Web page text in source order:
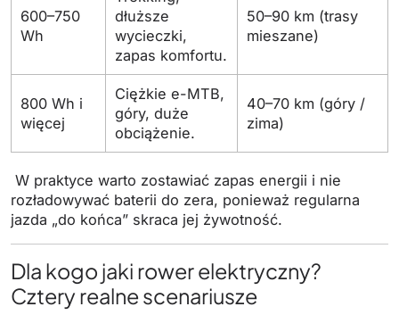
600–750
Wh
dłuższe
wycieczki,
zapas komfortu.
50–90 km (trasy
mieszane)
800 Wh i
więcej
Ciężkie e-MTB,
góry, duże
obciążenie.
40–70 km (góry /
zima)
W praktyce warto zostawiać zapas energii i nie
rozładowywać baterii do zera, ponieważ regularna
jazda „do końca” skraca jej żywotność.
Dla kogo jaki rower elektryczny?
Cztery realne scenariusze